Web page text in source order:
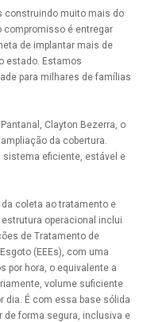
construindo muito mais do
compromisso é entregar
de implantar mais de
estado. Estamos
para milhares de famílias
Clayton Bezerra, o
da cobertura.
eficiente, estável e
coleta ao tratamento e
operacional inclui
de Tratamento de
(EEEs), com uma
por hora, o equivalente a
volume suficiente
dia. É com essa base sólida
de forma segura, inclusiva e